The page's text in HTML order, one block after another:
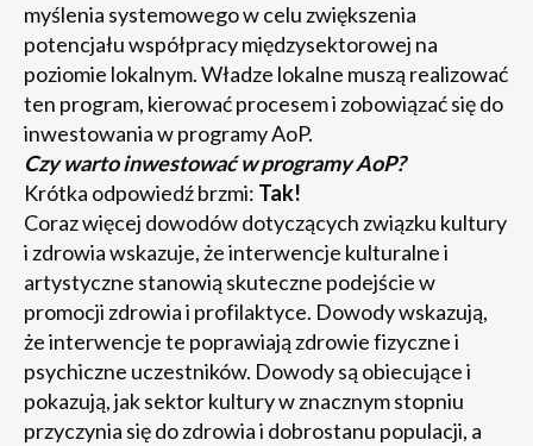
myślenia systemowego w celu zwiększenia
potencjału współpracy międzysektorowej na
poziomie lokalnym. Władze lokalne muszą realizować
ten program, kierować procesem i zobowiązać się do
inwestowania w programy AoP.
Czy warto inwestować w programy AoP?
Krótka odpowiedź brzmi: Tak!
Coraz więcej dowodów dotyczących związku kultury
i zdrowia wskazuje, że interwencje kulturalne i
artystyczne stanowią skuteczne podejście w
promocji zdrowia i profilaktyce. Dowody wskazują,
że interwencje te poprawiają zdrowie fizyczne i
psychiczne uczestników. Dowody są obiecujące i
pokazują, jak sektor kultury w znacznym stopniu
przyczynia się do zdrowia i dobrostanu populacji, a